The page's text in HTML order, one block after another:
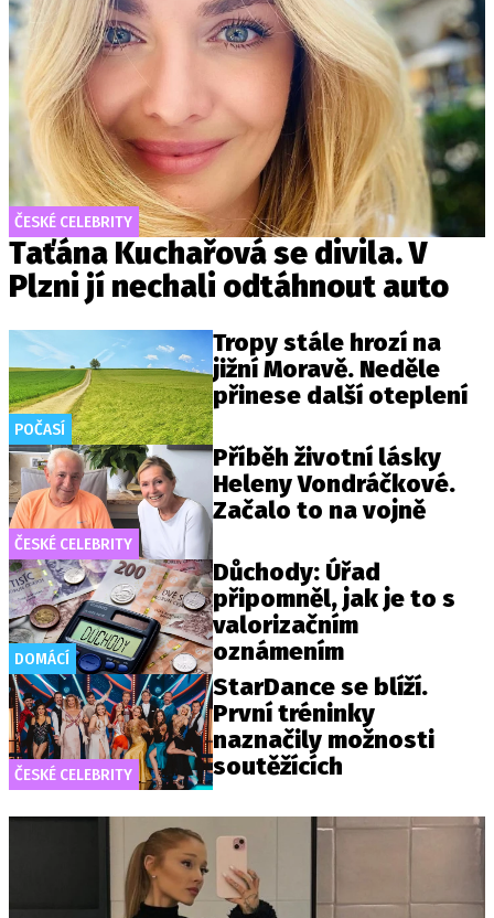
ČESKÉ CELEBRITY
Taťána Kuchařová se divila. V
Plzni jí nechali odtáhnout auto
POČASÍ
Tropy stále hrozí na
jižní Moravě. Neděle
přinese další oteplení
ČESKÉ CELEBRITY
Příběh životní lásky
Heleny Vondráčkové.
Začalo to na vojně
DOMÁCÍ
Důchody: Úřad
připomněl, jak je to s
valorizačním
oznámením
ČESKÉ CELEBRITY
StarDance se blíží.
První tréninky
naznačily možnosti
soutěžících